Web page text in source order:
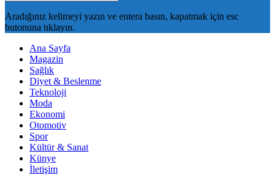
Aradığınız kelimeyi yazın ve entera basın, kapatmak için esc
butonuna tıklayın.
Ana Sayfa
Magazin
Sağlık
Diyet & Beslenme
Teknoloji
Moda
Ekonomi
Otomotiv
Spor
Kültür & Sanat
Künye
İletişim